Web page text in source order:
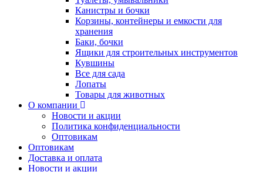
Канистры и бочки
Корзины, контейнеры и емкости для
хранения
Баки, бочки
Ящики для строительных инструментов
Кувшины
Все для сада
Лопаты
Товары для животных
О компании
Новости и акции
Политика конфиденциальности
Оптовикам
Оптовикам
Доставка и оплата
Новости и акции